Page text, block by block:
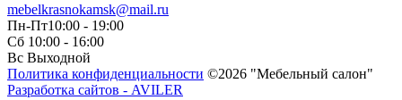
mebelkrasnokamsk@mail.ru
Пн-Пт10:00 - 19:00
Сб 10:00 - 16:00
Вс Выходной
Политика конфиденциальности ©2026 "Мебельный салон"
Разработка сайтов - AVILER